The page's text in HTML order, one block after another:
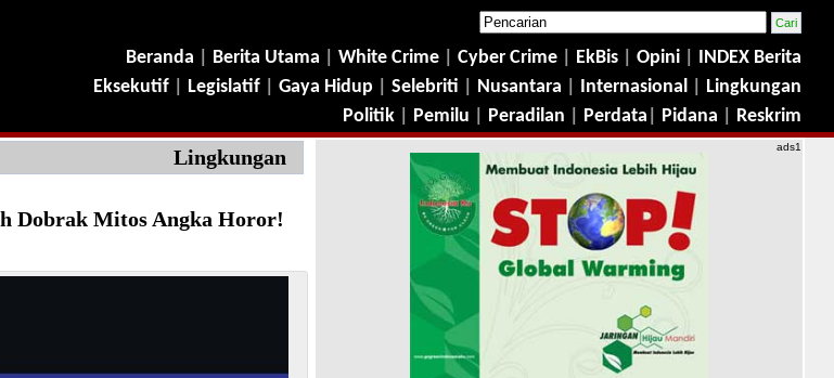
Beranda Berita Utama White Crime Cyber Crime EkBis Opini
INDEX Berita
Eksekutif
Legislatif Gaya Hidup Selebriti Nusantara Internasional
Lingkungan
Politik
Pemilu Peradilan Perdata Pidana Reskrim
Lingkungan
Dobrak Mitos Angka Horor!
ads1